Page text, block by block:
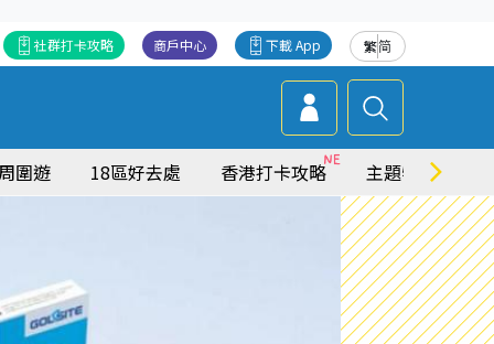
繁简
下載 App
商戶中心
社群打卡攻略
圍遊 18區好去處 香港打卡攻略 主題特集